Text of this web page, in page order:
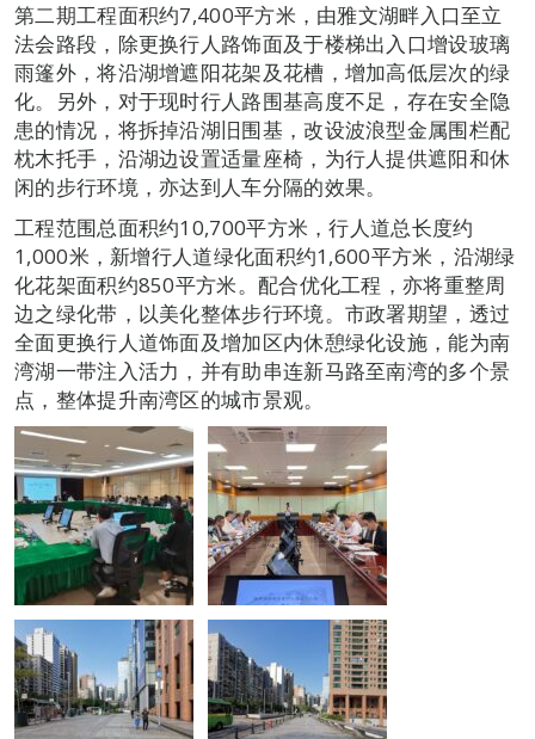
第二期工程面积约7,400平方米，由雅文湖畔入口至立
法会路段，除更换行人路饰面及于楼梯出入口增设玻璃
雨篷外，将沿湖增遮阳花架及花槽，增加高低层次的绿
化。另外，对于现时行人路围基高度不足，存在安全隐
患的情况，将拆掉沿湖旧围基，改设波浪型金属围栏配
枕木托手，沿湖边设置适量座椅，为行人提供遮阳和休
闲的步行环境，亦达到人车分隔的效果。
工程范围总面积约10,700平方米，行人道总长度约
1,000米，新增行人道绿化面积约1,600平方米，沿湖绿
化花架面积约850平方米。配合优化工程，亦将重整周
边之绿化带，以美化整体步行环境。市政署期望，透过
全面更换行人道饰面及增加区内休憩绿化设施，能为南
湾湖一带注入活力，并有助串连新马路至南湾的多个景
点，整体提升南湾区的城市景观。